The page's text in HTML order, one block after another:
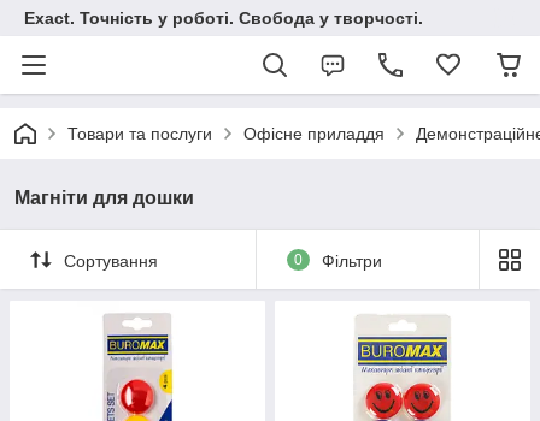
Exact. Точність у роботі. Свобода у творчості.
Товари та послуги Офісне приладдя
Магніти для дошки
Сортування 0 Фільтри